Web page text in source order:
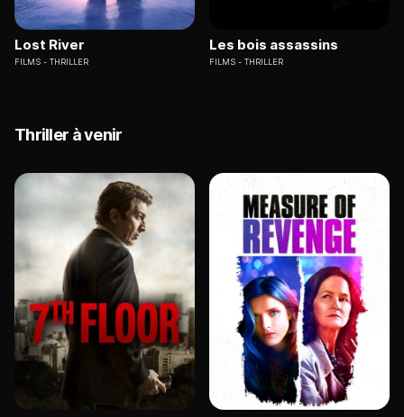
Lost River
FILMS THRILLER
Les bois assassins
FILMS THRILLER
Thriller à venir